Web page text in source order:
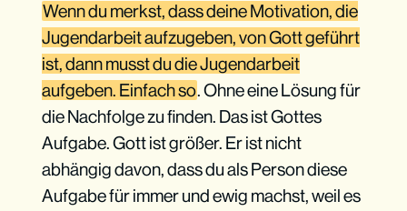
Wenn du merkst, dass deine Motivation, die
Jugendarbeit aufzugeben, von Gott geführt
ist, dann musst du die Jugendarbeit
aufgeben. Einfach so. Ohne eine Lösung für
die Nachfolge zu finden. Das ist Gottes
Aufgabe. Gott ist größer. Er ist nicht
abhängig davon, dass du als Person diese
Aufgabe für immer und ewig machst, weil es